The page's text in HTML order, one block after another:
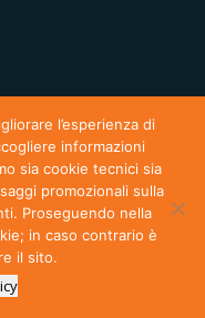
- P.IVA
Policy
S.r.l.
l’esperienza di
informazioni
sia cookie tecnici sia
promozionali sulla
Proseguendo nella
in caso contrario è
il sito.